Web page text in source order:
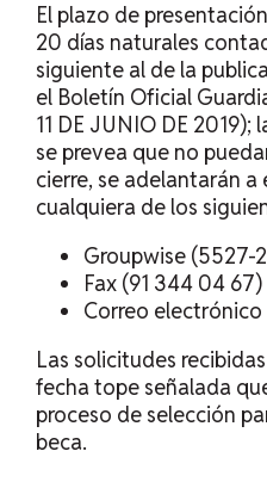
El plazo de
20 días naturales
siguiente al de la
el Boletín Oficial
11 DE JUNIO DE
se prevea que no
cierre, se adelantarán
cualquiera de los
Groupwise (5527-
Fax (91 344 04 67)
Correo
Las solicitudes
fecha tope señalada
proceso de selección
beca.